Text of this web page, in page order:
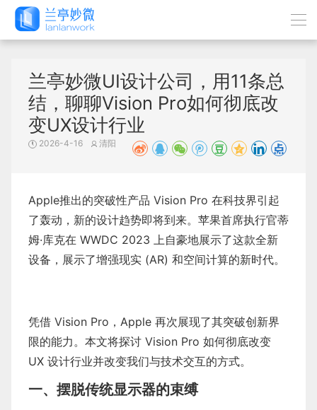
兰亭妙微UI设计公司，用11条总
结，聊聊Vision Pro如何彻底改
变UX设计行业
2026-4-16 清阳
Apple推出的突破性产品 Vision Pro 在科技界引起
了轰动，新的设计趋势即将到来。苹果首席执行官蒂
姆·库克在 WWDC 2023 上自豪地展示了这款全新
设备，展示了增强现实 (AR) 和空间计算的新时代。
凭借 Vision Pro，Apple 再次展现了其突破创新界
限的能力。本文将探讨 Vision Pro 如何彻底改变
UX 设计行业并改变我们与技术交互的方式。
一、摆脱传统显示器的束缚